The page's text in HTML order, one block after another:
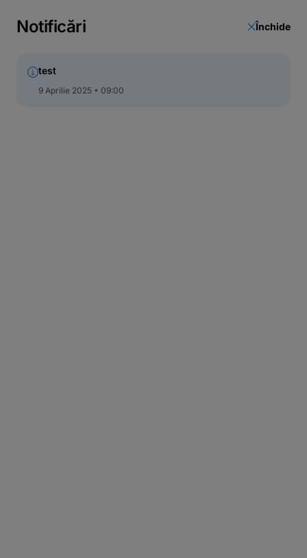
Notificări Închide
test
9 Aprilie 2025 09:00